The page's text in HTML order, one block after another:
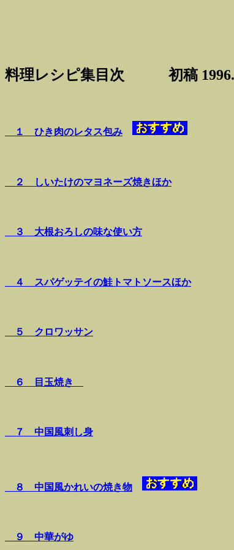
料理レシピ集目次 初稿
１ ひき肉のレタス包み
２ しいたけのマヨネーズ焼きほか
３ 大根おろしの味な使い方
４ スパゲッテイの鮭トマトソースほか
５ クロワッサン
６ 目玉焼き
７ 中国風刺し身
８ 中国風かれいの焼き物
９ 中華がゆ